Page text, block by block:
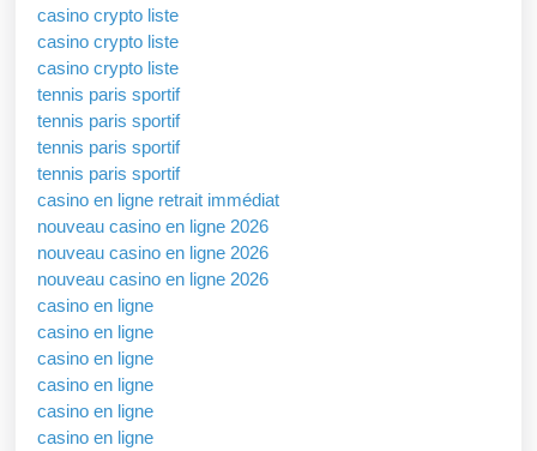
casino crypto liste
casino crypto liste
casino crypto liste
tennis paris sportif
tennis paris sportif
tennis paris sportif
tennis paris sportif
casino en ligne retrait immédiat
nouveau casino en ligne 2026
nouveau casino en ligne 2026
nouveau casino en ligne 2026
casino en ligne
casino en ligne
casino en ligne
casino en ligne
casino en ligne
casino en ligne